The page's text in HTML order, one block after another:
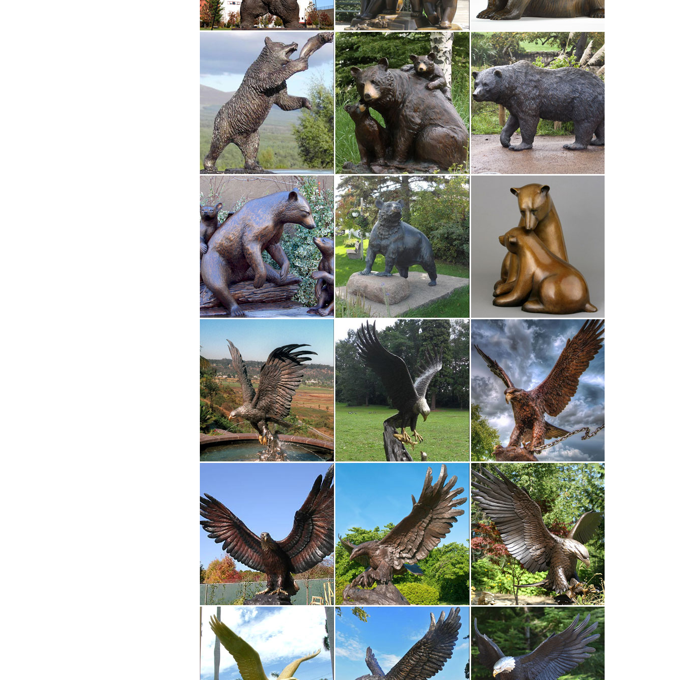
Сувениры Фигурки Символ 2018 года статуэтка Собака 048724
Для отображения оптовой цены необходимо пройти регистрацию как "Оптовый покупатель" сделав запрос на странице "Опт".
Артикул: 048724. Символ 2018 года статуэтка Собака.
Купить фигурки Собак – символ 2018 года
Купить. Артикул: Z572. Статуэтка "Английский бульдог". Товар успешно добавлен.Фигурка Собаки "Добрый пёс". Товар успешно
добавлен.
Статуэтки Собак. Символ 2018. Сувениры с собаками – купить…
В нашем интернет-магазине можно купить самые разнообразные сувениры с собачками – статуэтки собак, копилки в виде
собак, чашечки, чайные наборы, подставкиСимвол 2018. Сувениры с собаками. Сортировка: по порядку по росту цены по
снижению цены по новизне.
символ 2018 года – Собака | Веселый фарфор
символ 2018 года – Собака. По популярности По новизне По цене: по возрастанию По цене: по убыванию.Статуэтка
фарфоровая Собака с косточкой пожеланием Удачи. 250.00руб.
Статуэтки собак цены от 78.00 руб. Статуэтки собак купить…
Статуэтки собак, более 1216 моделей в каталоге. Статуэтки собак в Москве с быстрой доставкой по России, фото,
характеристики товара.1 175 руб. Добавить в корзину. Статуэтка "Собаки" (MY HERO!
Статуэтки собак – купить в интернет-магазине Dommio
УвеличитьВ корзину Статуэтки собак15852 Фигурка гипсовая «Мистер Пес» эк.510 руб.Поздравляем, вы участник уникальной
акции от магазина DOMMIO. Мы дарим Вам сертификат на 300 руб. на первую покупку в нашем магазине.*
КОПИЛКА СОБАКА ДОКТОР, H13.3СМ.254113 – Символ… | Monlivre
Каталог. Копилка собака доктор, H13.3СМ.254113. Новый год Символ 2018 Собака. Увеличить.Статуэтка собаки Английская
Цена сегодня: 1 660 Р. Статуэтка "Собака" Maitland Smith.Собака считается символом преданности и вечной дружбы.Статуэтки
собак символизируют бесконечную радость и успех. Они привлекут удачу к вам и помогут в различных делах.
Купить фигурки с символом 2018, фигурки собаки
Фигурки – Символ 2018 года. Сортировка: По умолчанию Наименование (А -> Я) Наименование (Я -> А) Цена (по
возрастанию) Цена (по убыванию) Рейтинг (по убыванию) Рейтинг (по возрастанию) Модель (Ав закладки. сравнение. Фигурка
гжель собака "Волосатик" №2722.
Статуэтки собак в интернет-магазине Для Тебя
Собака – символ 2018. Цветы. да.Статуэтка напольная с часами "Собака Сэр Уильям".
Интернет-магазин русских сувениров с низкими ценами. У нас можно купить Матрешки, оловянные солдатики, шкатулки Палех,
Федоскино.Павловопосадские платки, фарфор ЛФЗ, Жостово, Береста, Фигурки, статуэтки собак.Символ 2018 года – собака.
Архив новостей.
Статуэтки фигурки собак Собака символ 2018 года купить…
В данном разделе мы подготовили для Вас широкий выбор сувенирных собачек – символ 2018 года. Фигурки сделаны из
качественных материалов ведущими европейскими фабриками.Статуэтка Клоун с собакой. 16 150 руб.